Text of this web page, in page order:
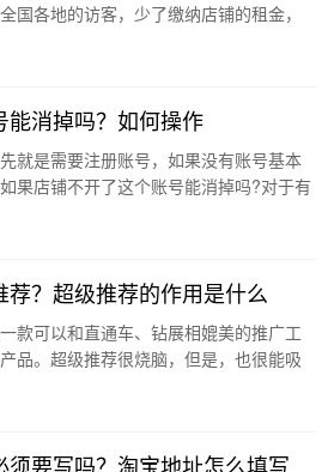
国各地的访客，少了缴纳店铺的租金，
能消掉吗？如何操作
就是需要注册账号，如果没有账号基本
果店铺不开了这个账号能消掉吗?对于有
？超级推荐的作用是什么
款可以和直通车、钻展相媲美的推广工
品。超级推荐很烧脑，但是，也很能吸
要写吗？淘宝地址怎么填写